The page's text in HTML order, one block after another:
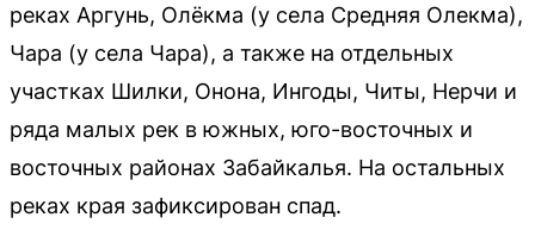
реках Аргунь, Олёкма (у села Средняя Олекма),
Чара (у села Чара), а также на отдельных
участках Шилки, Онона, Ингоды, Читы, Нерчи и
ряда малых рек в южных, юго-восточных и
восточных районах Забайкалья. На остальных
реках края зафиксирован спад.